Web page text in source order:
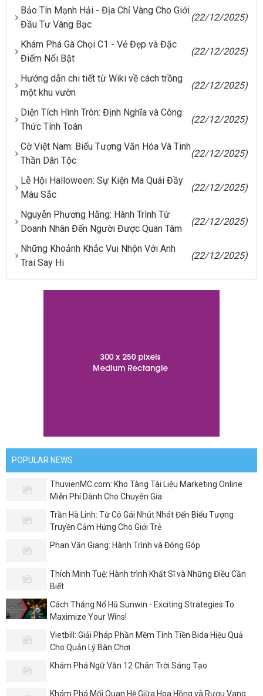
Bảo Tín Mạnh Hải - Địa Chỉ Vàng Cho Giới
Đầu Tư Vàng Bạc
(22/12/2025)
Khám Phá Gà Chọi C1 - Vẻ Đẹp và Đặc
Điểm Nổi Bật
(22/12/2025)
Hướng dẫn chi tiết từ Wiki về cách trồng
một khu vườn
(22/12/2025)
Diện Tích Hình Tròn: Định Nghĩa và Công
Thức Tính Toán
(22/12/2025)
Cờ Việt Nam: Biểu Tượng Văn Hóa Và Tinh
Thần Dân Tộc
(22/12/2025)
Lễ Hội Halloween: Sự Kiện Ma Quái Đầy
Màu Sắc
(22/12/2025)
Nguyễn Phương Hằng: Hành Trình Từ
Doanh Nhân Đến Người Được Quan Tâm
(22/12/2025)
Những Khoảnh Khắc Vui Nhộn Với Anh
Trai Say Hi
(22/12/2025)
POPULAR NEWS
ThuvienMC.com: Kho Tàng Tài Liệu Marketing Online
Miễn Phí Dành Cho Chuyên Gia
Trần Hà Linh: Từ Cô Gái Nhút Nhát Đến Biểu Tượng
Truyền Cảm Hứng Cho Giới Trẻ
Phan Văn Giang: Hành Trình và Đóng Góp
Thích Minh Tuệ: Hành trình Khất Sĩ và Những Điều Cần
Biết
Cách Thắng Nổ Hũ Sunwin - Exciting Strategies To
Maximize Your Wins!
Vietbill: Giải Pháp Phần Mềm Tính Tiền Bida Hiệu Quả
Cho Quản Lý Bàn Chơi
Khám Phá Ngữ Văn 12 Chân Trời Sáng Tạo
Khám Phá Mối Quan Hệ Giữa Hoa Hồng và Rượu Vang